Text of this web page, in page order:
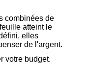
combinées de
atteint le
elles
de l'argent.
votre budget.